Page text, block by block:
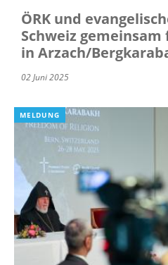
ÖRK und
Schweiz
in Arzach/
02 Juni 2025
MELDUNG